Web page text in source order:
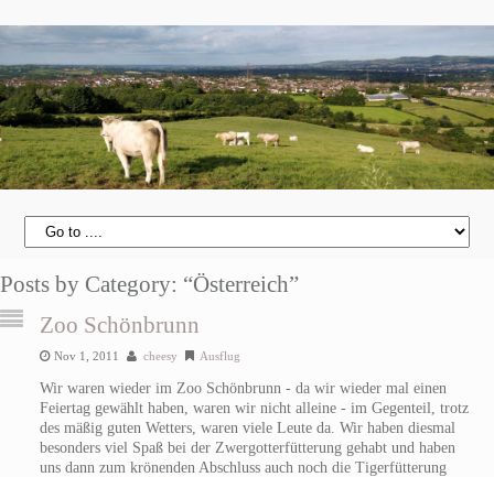
Posts by Category: “Österreich”
Zoo Schönbrunn
Nov 1, 2011 cheesy Ausflug
Wir waren wieder im Zoo Schönbrunn - da wir wieder mal einen
Feiertag gewählt haben, waren wir nicht alleine - im Gegenteil, trotz
des mäßig guten Wetters, waren viele Leute da. Wir haben diesmal
besonders viel Spaß bei der Zwergotterfütterung gehabt und haben
uns dann zum krönenden Abschluss auch noch die Tigerfütterung